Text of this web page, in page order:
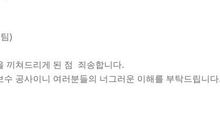
)
끼쳐드리게 된 점 죄송합니다.
공사이니 여러분들의 너그러운 이해를 부탁드립니